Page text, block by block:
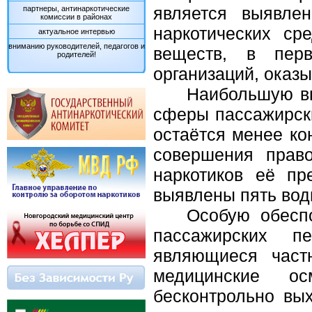
партнеры, антинаркотические
комиссии в районах
актуальное интервью
вниманию руководителей, педагогов и
родителей!
является
наркотических
веществ, в
организаций,
Наибольшую
сферы
остаётся менее
совершения
наркотиков её
выявлены пять
Особую
пассажирских
являющиеся
медицинские
бесконтрольно